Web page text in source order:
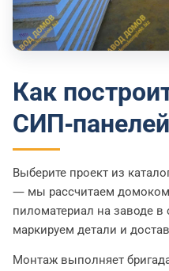
Как
СИП-
Выберите проект из
— мы рассчитаем
пиломатериал на заводе
маркируем детали и
Монтаж выполняет